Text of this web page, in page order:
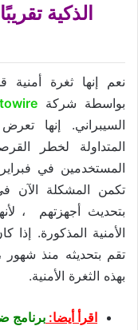
الذكية
بواسطة شركة
المتداولة لخطر
المستخدمين في
تكمن المشكلة الآن
بتحديث أجهزتهم ،
الأمنية المذكورة.
تقم بتحديثه منذ
بهذه الثغرة الأمنية.
اقرأ أيضا: